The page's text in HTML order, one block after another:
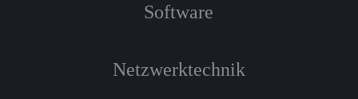
Software
Netzwerktechnik